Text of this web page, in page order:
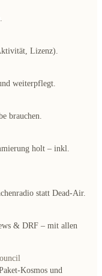
Lizenz).
weiterpflegt.
brauchen.
holt – inkl.
statt Dead-Air.
& DRF – mit allen
Kosmos und